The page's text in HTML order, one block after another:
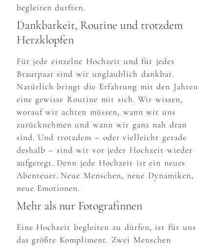
begleiten durften.
Dankbarkeit, Routine und trotzdem
Herzklopfen
Für jede einzelne Hochzeit und für jedes
Brautpaar sind wir unglaublich dankbar.
Natürlich bringt die Erfahrung mit den Jahren
eine gewisse Routine mit sich. Wir wissen,
worauf wir achten müssen, wann wir uns
zurücknehmen und wann wir ganz nah dran
sind. Und trotzdem – oder vielleicht gerade
deshalb – sind wir vor jeder Hochzeit wieder
aufgeregt. Denn jede Hochzeit ist ein neues
Abenteuer. Neue Menschen, neue Dynamiken,
neue Emotionen.
Mehr als nur Fotografinnen
Eine Hochzeit begleiten zu dürfen, ist für uns
das größte Kompliment. Zwei Menschen